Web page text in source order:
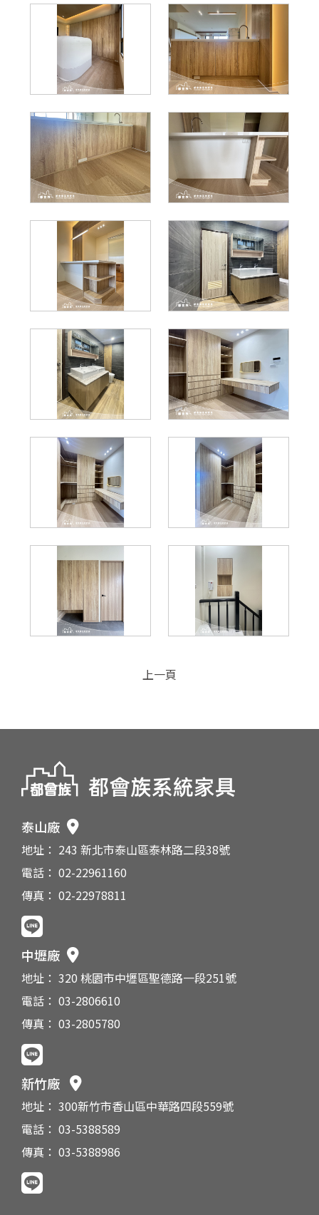
上一頁
泰山廠
地址： 243 新北市泰山區泰林路二段38號
電話： 02-22961160
傳真： 02-22978811
中壢廠
地址： 320 桃園市中壢區聖德路一段251號
電話： 03-2806610
傳真： 03-2805780
新竹廠
地址： 300新竹市香山區中華路四段559號
電話： 03-5388589
傳真： 03-5388986